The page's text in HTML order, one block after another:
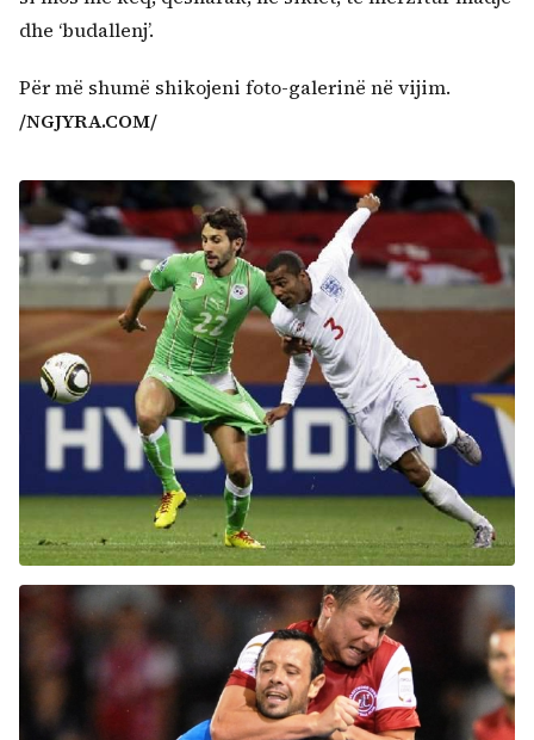
Kërko:
dhe ‘budallenj’.
Për më shumë shikojeni foto-galerinë në vijim.
/NGJYRA.COM/